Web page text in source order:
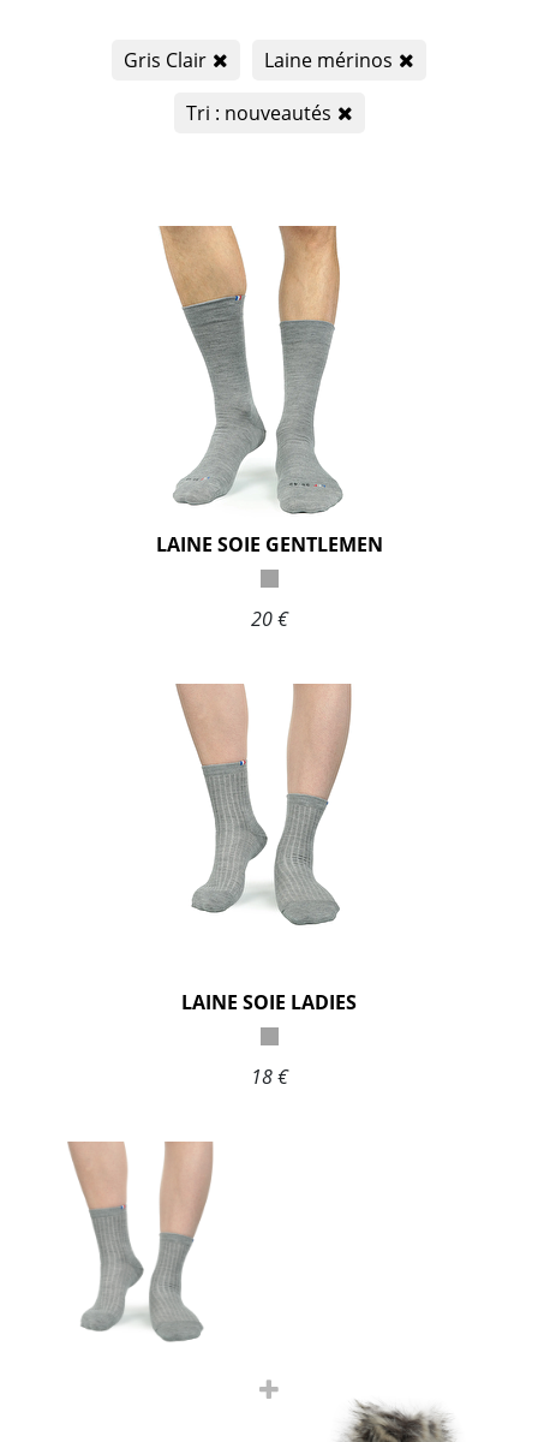
Gris Clair
Laine mérinos
Tri : nouveautés
LAINE SOIE GENTLEMEN
20 €
LAINE SOIE LADIES
18 €